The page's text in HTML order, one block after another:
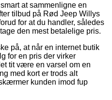
at sammenligne en
tilbud på Rød Jeep Willys
for at du handler, således
den mest betalelige pris.
på, at når en internet butik
for en pris der virker
tit være en varsel om en
med kort er trods alt
kunden imod fup